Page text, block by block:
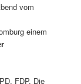
vom
einem
FDP, Die